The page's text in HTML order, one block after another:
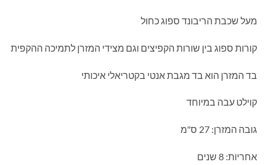
מעל שכבת הריבונד ספוג כחול
קורות ספוג בין שורות הקפיצים וגם מצידי המזרן לתמיכה ההקפית
בד המזרן הוא בד מגבת אנטי בקטריאלי איכותי
קוילט עבה במיוחד
גובה המזרן: 27 ס"מ
אחריות: 8 שנים